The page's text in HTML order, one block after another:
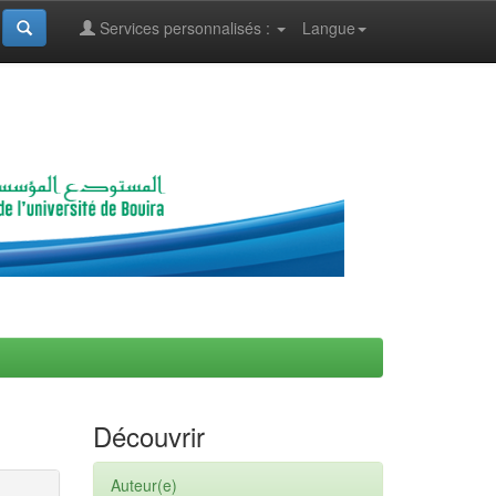
Langue
Services personnalisés :
Découvrir
Auteur(e)